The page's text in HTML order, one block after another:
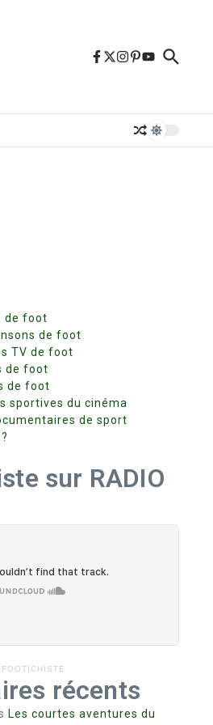
de foot
de foot
TV de foot
de foot
de foot
sportives du cinéma
de sport
sur RADIO
récents
Les courtes aventures du